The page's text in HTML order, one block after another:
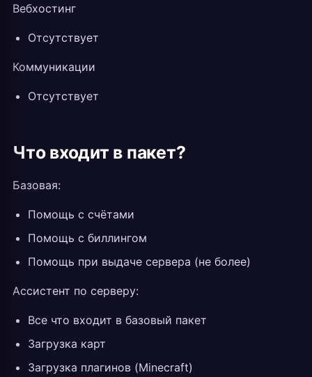
Вебхостинг
Отсутствует
Коммуникации
Отсутствует
Что входит в пакет?
Базовая:
Помощь с счётами
Помощь с биллингом
Помощь при выдаче сервера (не более)
Ассистент по серверу:
Все что входит в базовый пакет
Загрузка карт
Загрузка плагинов (Minecraft)